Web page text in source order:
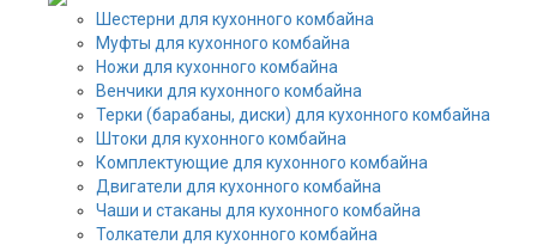
Шестерни для кухонного комбайна
Муфты для кухонного комбайна
Ножи для кухонного комбайна
Венчики для кухонного комбайна
Терки (барабаны, диски) для кухонного комбайна
Штоки для кухонного комбайна
Комплектующие для кухонного комбайна
Двигатели для кухонного комбайна
Чаши и стаканы для кухонного комбайна
Толкатели для кухонного комбайна